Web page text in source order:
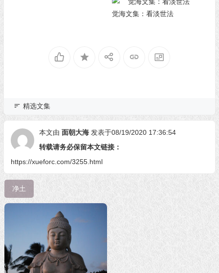
觉海文集：看淡世法
精选文集
本文由 面朝大海 发表于08/19/2020 17:36:54
转载请务必保留本文链接：
https://xueforc.com/3255.html
净土